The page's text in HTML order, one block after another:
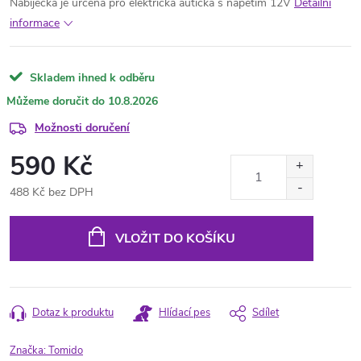
informace
Skladem ihned k odběru
10.8.2026
Možnosti doručení
590 Kč
488 Kč bez DPH
VLOŽIT DO KOŠÍKU
Dotaz k produktu Hlídací pes Sdílet
Značka:Tomido